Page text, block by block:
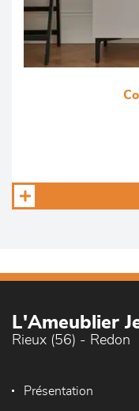
L'Ameublier
Rieux (56) - Redon
Présentation